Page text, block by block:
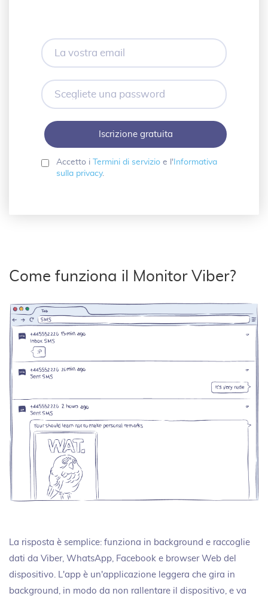
La
vostra
email
Scegliete
una
password
Accetto i Termini di servizioe l'Informativa
sulla privacy.
Come funziona il Monitor Viber?
La risposta è semplice: funziona in background e raccoglie
dati da Viber, WhatsApp, Facebook e browser Web del
dispositivo. L'app è un'applicazione leggera che gira in
background, in modo da non rallentare il dispositivo, e va